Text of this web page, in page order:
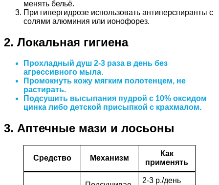
менять бельё.
При гипергидрозе использовать антиперспиранты с
солями алюминия или ионофорез.
2. Локальная гигиена
Прохладный душ 2-3 раза в день без
агрессивного мыла.
Промокнуть кожу мягким полотенцем, не
растирать.
Подсушить высыпания пудрой с 10% оксидом
цинка либо детской присыпкой с крахмалом.
3. Аптечные мази и лосьоны
Средство Механизм
Как
применять
2-3 р./день